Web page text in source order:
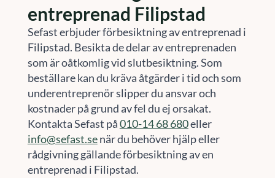
entreprenad Filipstad
Sefast erbjuder förbesiktning av entreprenad i
Filipstad. Besikta de delar av entreprenaden
som är oåtkomlig vid slutbesiktning. Som
beställare kan du kräva åtgärder i tid och som
underentreprenör slipper du ansvar och
kostnader på grund av fel du ej orsakat.
Kontakta Sefast på010-14 68 680eller
info@sefast.senär du behöver hjälp eller
rådgivning gällande förbesiktning av en
entreprenad i Filipstad.